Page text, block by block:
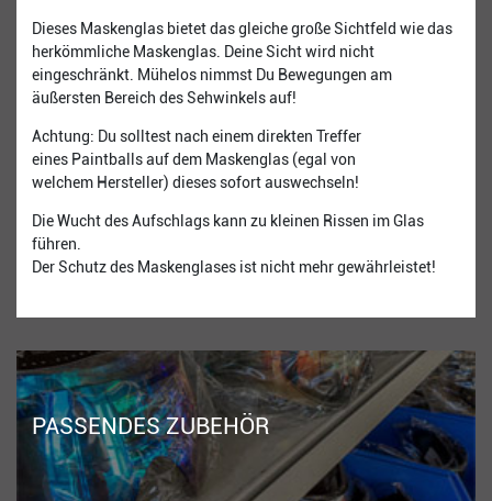
Dieses Maskenglas bietet das gleiche große Sichtfeld wie das
herkömmliche Maskenglas. Deine Sicht wird nicht
eingeschränkt. Mühelos nimmst Du Bewegungen am
äußersten Bereich des Sehwinkels auf!
Achtung: Du solltest nach einem direkten Treffer
eines Paintballs auf dem Maskenglas (egal von
welchem Hersteller) dieses sofort auswechseln!
Die Wucht des Aufschlags kann zu kleinen Rissen im Glas
führen.
Der Schutz des Maskenglases ist nicht mehr gewährleistet!
PASSENDES ZUBEHÖR